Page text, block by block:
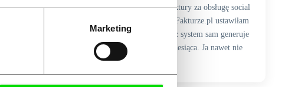
Marketing
Co miesiąc wystawiałam te same faktury za obsługę social
media. To było nużące. W SzybkiejFakturze.pl ustawiłam
to raz jako 'faktury cykliczne'. Teraz system sam generuje
i wysyła faktury pierwszego dnia miesiąca. Ja nawet nie
muszę się logować do systemu